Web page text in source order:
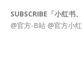
SUBSCRIBE「小红书
@官方-B站 @官方小